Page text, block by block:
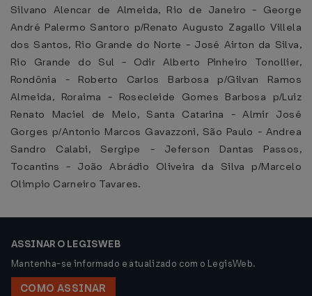
Silvano Alencar de Almeida, Rio de Janeiro - George
André Palermo Santoro p/Renato Augusto Zagallo Villela
dos Santos, Rio Grande do Norte - José Airton da Silva,
Rio Grande do Sul - Odir Alberto Pinheiro Tonollier,
Rondônia - Roberto Carlos Barbosa p/Gilvan Ramos
Almeida, Roraima - Rosecleide Gomes Barbosa p/Luiz
Renato Maciel de Melo, Santa Catarina - Almir José
Gorges p/Antonio Marcos Gavazzoni, São Paulo - Andrea
Sandro Calabi, Sergipe - Jeferson Dantas Passos,
Tocantins - João Abrádio Oliveira da Silva p/Marcelo
Olimpio Carneiro Tavares.
ASSINAR O LEGISWEB
Mantenha-se informado e atualizado com o LegisWeb.
COMO ASSINAR